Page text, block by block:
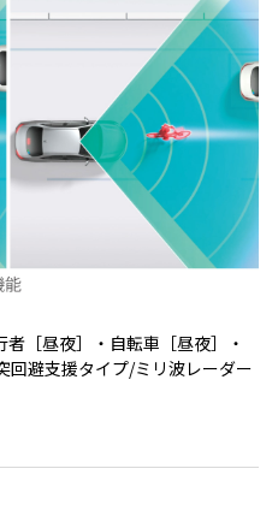
［昼夜］・自転車［昼夜］・
回避支援タイプ/ミリ波レーダー